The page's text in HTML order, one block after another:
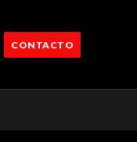
CONTACTO